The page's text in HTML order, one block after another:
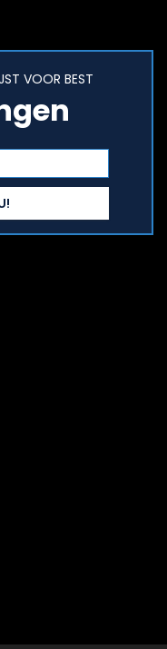
VOOR BEST